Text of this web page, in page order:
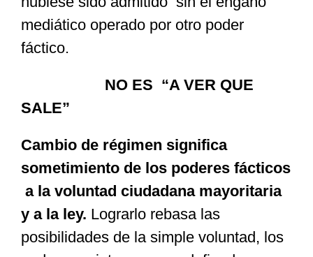
mediático operado por otro poder
fáctico.
NO ES “A VER QUE
SALE”
Cambio de régimen significa
sometimiento de los poderes fácticos
a la voluntad ciudadana mayoritaria
y a la ley. Lograrlo rebasa las
posibilidades de la simple voluntad, los